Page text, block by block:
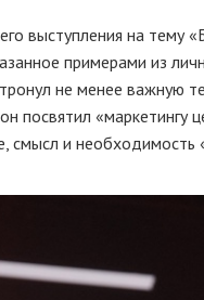
на тему
примерами из
не менее важную
посвятил
и необходимость